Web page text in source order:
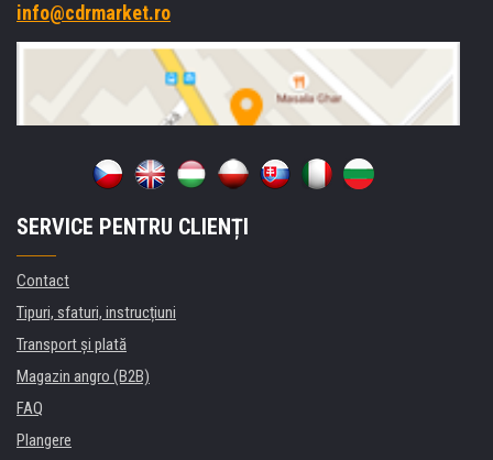
info@cdrmarket.ro
SERVICE PENTRU CLIENȚI
Contact
Tipuri, sfaturi, instrucțiuni
Transport şi plată
Magazin angro (B2B)
FAQ
Plangere